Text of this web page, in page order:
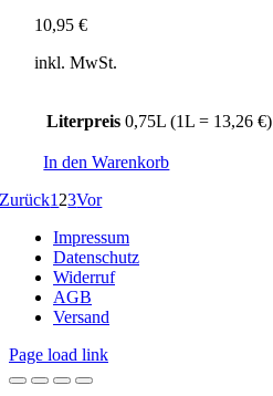
10,95€
inkl. MwSt.
Literpreis 0,75L (1L = 13,26 €)
In den Warenkorb
Zurück1 23Vor
Impressum
Datenschutz
Widerruf
AGB
Versand
Page load link